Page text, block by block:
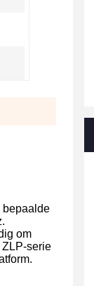
bepaalde
om
serie